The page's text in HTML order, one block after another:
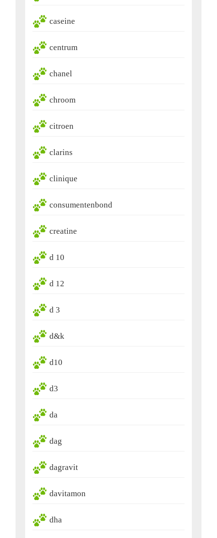
caseine
centrum
chanel
chroom
citroen
clarins
clinique
consumentenbond
creatine
d 10
d 12
d 3
d&k
d10
d3
da
dag
dagravit
davitamon
dha